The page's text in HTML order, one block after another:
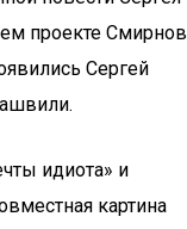
проекте Смирнов
Сергей
идиота» и
картина